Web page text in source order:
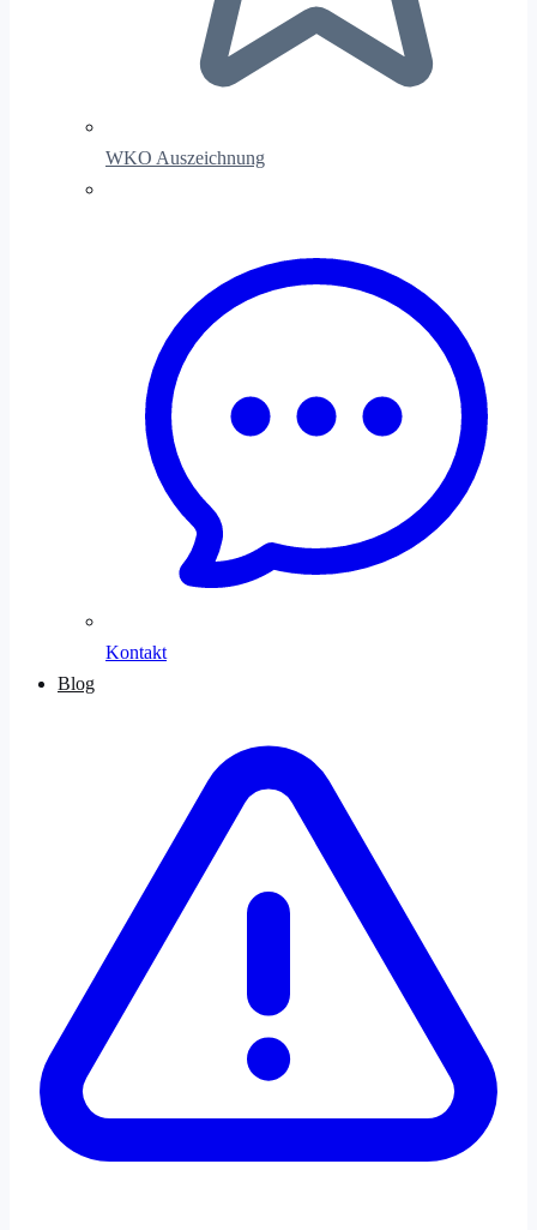
WKO Auszeichnung
Kontakt
Blog